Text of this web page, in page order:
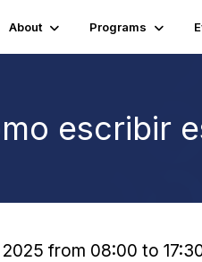
About Programs
escribir
from 08:00 to